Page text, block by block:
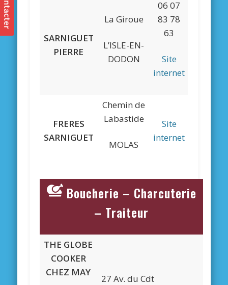
SARNIGUET
PIERRE
La Giroue
L’ISLE-EN-
DODON
06 07
83 78
63
Site
internet
FRERES
SARNIGUET
Chemin de
Labastide
MOLAS
Site
internet
Boucherie – Charcuterie
– Traiteur
THE GLOBE
COOKER
CHEZ MAY
27 Av. du Cdt